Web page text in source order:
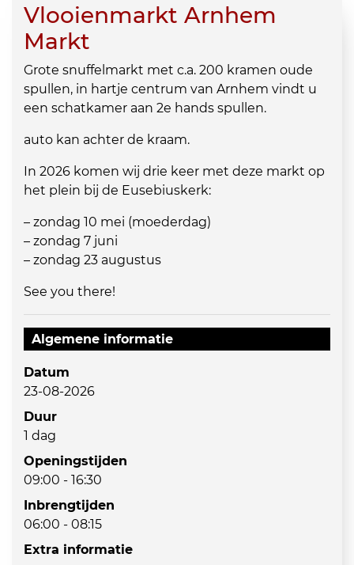
Vlooienmarkt Arnhem
Markt
Grote snuffelmarkt met c.a. 200 kramen oude
spullen, in hartje centrum van Arnhem vindt u
een schatkamer aan 2e hands spullen.
auto kan achter de kraam.
In 2026 komen wij drie keer met deze markt op
het plein bij de Eusebiuskerk:
– zondag 10 mei (moederdag)
– zondag 7 juni
– zondag 23 augustus
See you there!
Algemene informatie
Datum
23-08-2026
Duur
1 dag
Openingstijden
09:00 - 16:30
Inbrengtijden
06:00 - 08:15
Extra informatie